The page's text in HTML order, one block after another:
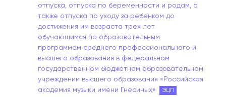
отпуска, отпуска по беременности и родам, а
также отпуска по уходу за ребенком до
достижения им возраста трех лет
обучающимся по образовательным
программам среднего профессионального и
высшего образования в федеральном
государственном бюджетном образовательном
учреждении высшего образования «Российская
академия музыки имени Гнесиных»
ЭЦП